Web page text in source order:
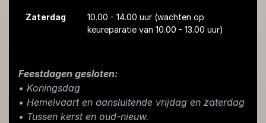
Zaterdag 10.00 - 14.00 uur (wachten op
keureparatie van 10.00 - 13.00 uur)
Feestdagen gesloten:
• Koningsdag
​• Hemelvaart en aansluitende vrijdag en zaterdag
• Tussen kerst en oud-nieuw.